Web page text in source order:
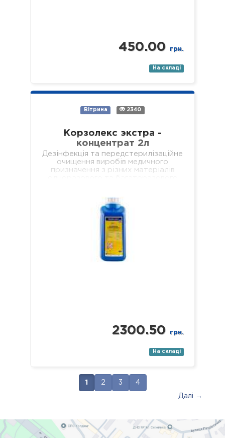
450.00 грн.
На складі
Вітрина 2340
Корзолекс экстра -
концентрат 2л
Дезінфекція та передстерилізаційне
очищення виробів медичного
призначення з різних матеріалів
стоматологічні (в т.ч. ендодонтичні
та обертові з…
2300.50 грн.
На складі
1 2 3 4
Далі →